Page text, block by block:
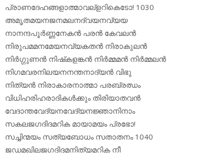
പ്രാണദേഹങ്ങളാത്മാവല്‌ളറികെടോ! 1030
അമൃതമയനജനമലനദ്വയനവ്യയ
നാനന്ദപൂര്‍ണ്ണനേകന്‍ പരന്‍ കേവലന്‍
നിരുപമമനമേയനവ്യകതന്‍ നിരാകുലന്‍
നിര്‍ഗ്ഗുണന്‍ നിഷ്‌കളങ്കന്‍ നിര്‍മ്മമന്‍ നിര്‍മ്മലന്‍
നിഗമവരനിലയനനന്തനാദ്യന്‍ വിഭു
നിത്യന്‍ നിരാകാരനാത്മാ പരബ്രഝം
വിധിഹരിഹരാദികള്‍ക്കും തിരിയാതവന്‍
വേദാന്തവേദ്യനവേദ്യനജ്ഞാനിനാം
സകലജഗദിദമറിക മായാമയം പ്രഭോ!
സച്ചിന്മയം സത്യബോധം സതാതനം 1040
ജഡമഖിലജഗദിദമനിത്യമറിക നീ